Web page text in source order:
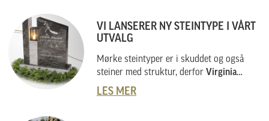
VI LANSERER NY STEINTYPE I VÅRT
UTVALG
Mørke steintyper er i skuddet og også
steiner med struktur, derfor Virginia
Black.
LES MER